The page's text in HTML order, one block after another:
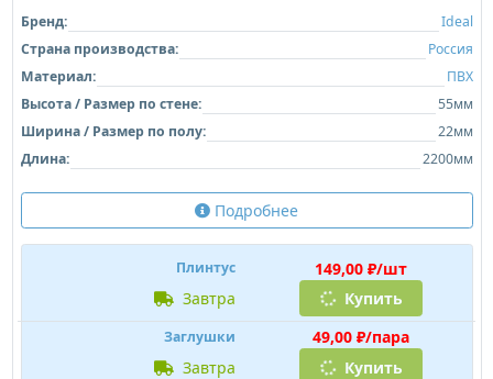
Бренд:
Ideal
Страна производства:
Россия
Материал:
ПВХ
Высота / Размер по стене:
55мм
Ширина / Размер по полу:
22мм
Длина:
2200мм
Подробнее
Плинтус
149,00 ₽/шт
завтра
Купить
Заглушки
49,00 ₽/пара
завтра
Купить